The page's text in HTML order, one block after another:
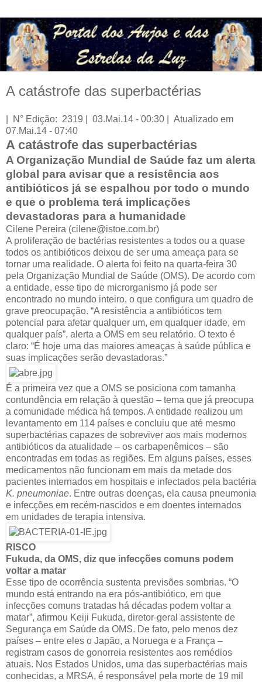
A catástrofe das superbactérias
| N° Edição: 2319 | 03.Mai.14 - 00:30 | Atualizado em
07.Mai.14 - 07:40
A catástrofe das superbactérias
A Organização Mundial de Saúde faz um alerta
global para avisar que a resistência aos
antibióticos já se espalhou por todo o mundo
e que o problema terá implicações
devastadoras para a humanidade
Cilene Pereira (cilene@istoe.com.br)
A proliferação de bactérias resistentes a todos ou a quase
todos os antibióticos deixou de ser uma ameaça para se
tornar uma realidade. O alerta foi feito na quarta-feira 30
pela Organização Mundial de Saúde (OMS). De acordo com
a entidade, esse tipo de microrganismo já pode ser
encontrado no mundo inteiro, o que configura um quadro de
grave preocupação. “A resistência a antibióticos tem
potencial para afetar qualquer um, em qualquer idade, em
qualquer país”, alerta a OMS em seu relatório. O texto é
claro: “É hoje uma das maiores ameaças à saúde pública e
suas implicações serão devastadoras.”
É a primeira vez que a OMS se posiciona com tamanha
contundência em relação à questão – tema que já preocupa
a comunidade médica há tempos. A entidade realizou um
levantamento em 114 países e concluiu que até mesmo
superbactérias capazes de sobreviver aos mais modernos
antibióticos da atualidade – os carbapenêmicos – são
encontradas em todas as regiões. Em alguns países, esses
medicamentos não funcionam em mais da metade dos
pacientes internados em hospitais e infectados pela bactéria
K. pneumoniae. Entre outras doenças, ela causa pneumonia
e infecções em recém-nascidos e em doentes internados
em unidades de terapia intensiva.
RISCO
Fukuda, da OMS, diz que infecções comuns podem
voltar a matar
Esse tipo de ocorrência sustenta previsões sombrias. “O
mundo está entrando na era pós-antibiótico, em que
infecções comuns tratadas há décadas podem voltar a
matar”, afirmou Keiji Fukuda, diretor-geral assistente de
Segurança em Saúde da OMS. De fato, pelo menos dez
países – entre eles o Japão, a Noruega e a França –
registram casos de gonorreia resistentes aos remédios
atuais. Nos Estados Unidos, uma das superbactérias mais
conhecidas, a MRSA, é responsável pela morte de 19 mil